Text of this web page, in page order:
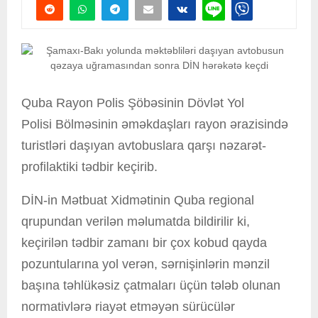
Quba Rayon Polis Şöbəsinin Dövlət Yol
Polisi Bölməsinin əməkdaşları rayon ərazisində
turistləri daşıyan avtobuslara qarşı nəzarət-
profilaktiki tədbir keçirib.
DİN-in Mətbuat Xidmətinin Quba regional
qrupundan verilən məlumatda bildirilir ki,
keçirilən tədbir zamanı bir çox kobud qayda
pozuntularına yol verən, sərnişinlərin mənzil
başına təhlükəsiz çatmaları üçün tələb olunan
normativlərə riayət etməyən sürücülər